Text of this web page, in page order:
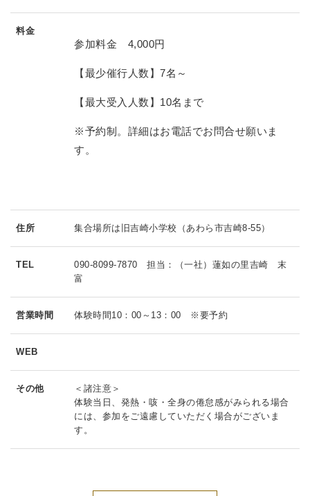
料金
参加料金 4,000円
【最少催行人数】7名～
【最大受入人数】10名まで
※予約制。詳細はお電話でお問合せ願いま
す。
住所 集合場所は旧吉崎小学校（あわら市吉崎8-55）
TEL
090-8099-7870 担当：（一社）蓮如の里吉崎 末
富
営業時間 体験時間10：00～13：00 ※要予約
WEB
その他
＜諸注意＞
体験当日、発熱・咳・全身の倦怠感がみられる場合
には、参加をご遠慮していただく場合がございま
す。